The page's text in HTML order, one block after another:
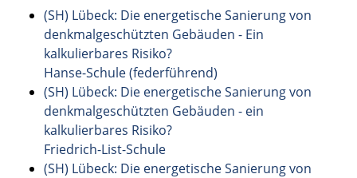
(SH) Lübeck: Die energetische Sanierung von
denkmalgeschützten Gebäuden - Ein
kalkulierbares Risiko?
Hanse-Schule (federführend)
(SH) Lübeck: Die energetische Sanierung von
denkmalgeschützten Gebäuden - ein
kalkulierbares Risiko?
Friedrich-List-Schule
(SH) Lübeck: Die energetische Sanierung von